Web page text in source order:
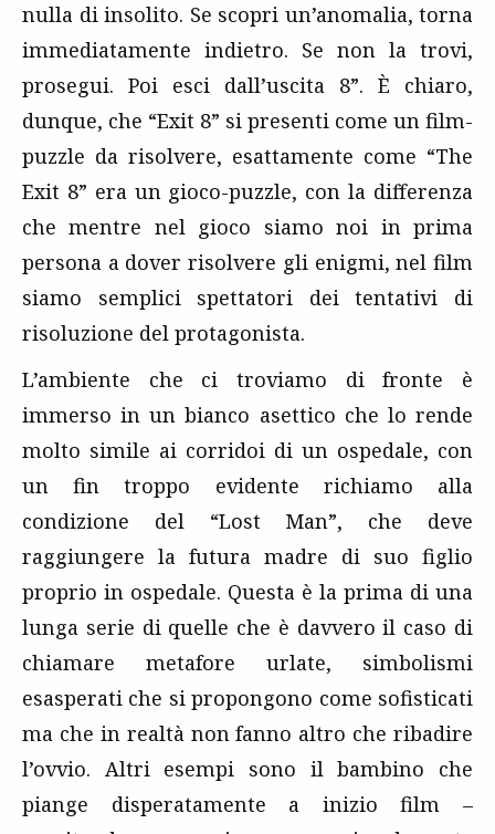
nulla di insolito. Se scopri un’anomalia, torna
immediatamente indietro. Se non la trovi,
prosegui. Poi esci dall’uscita 8”. È chiaro,
dunque, che “Exit 8” si presenti come un film-
puzzle da risolvere, esattamente come “The
Exit 8” era un gioco-puzzle, con la differenza
che mentre nel gioco siamo noi in prima
persona a dover risolvere gli enigmi, nel film
siamo semplici spettatori dei tentativi di
risoluzione del protagonista.
L’ambiente che ci troviamo di fronte è
immerso in un bianco asettico che lo rende
molto simile ai corridoi di un ospedale, con
un fin troppo evidente richiamo alla
condizione del “Lost Man”, che deve
raggiungere la futura madre di suo figlio
proprio in ospedale. Questa è la prima di una
lunga serie di quelle che è davvero il caso di
chiamare metafore urlate, simbolismi
esasperati che si propongono come sofisticati
ma che in realtà non fanno altro che ribadire
l’ovvio. Altri esempi sono il bambino che
piange disperatamente a inizio film –